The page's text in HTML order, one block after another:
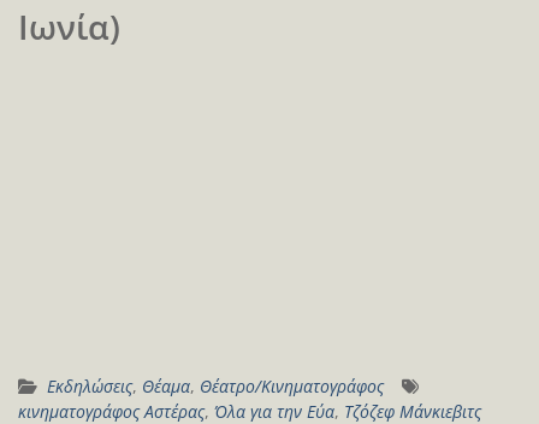
Ιωνία)
Εκδηλώσεις, Θέαμα, Θέατρο/Κινηματογράφος
κινηματογράφος Αστέρας, Όλα για την Εύα, Τζόζεφ Μάνκιεβιτς